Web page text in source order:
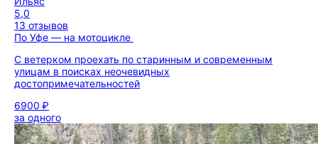
5,0
13 отзывов
По Уфе — на мотоцикле
С ветерком проехать по старинным и современным
улицам в поисках неочевидных
достопримечательностей
6900 ₽
за одного